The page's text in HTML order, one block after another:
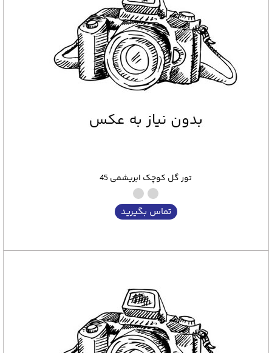
تور گل کوچک ابریشمی 45
تماس بگیرید